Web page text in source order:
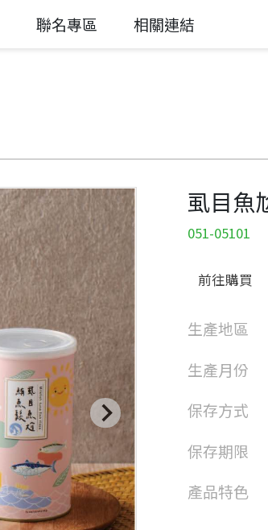
聯名專區 相關連結
虱目魚
051-05101
前往購買
生產地區
生產月份
保存方式
保存期限
產品特色